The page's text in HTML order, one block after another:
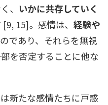
、 いかに共存していく
15]。感情は、 経験や
であり、それらを無視
を否定することに他な
新たな感情たちに戸惑